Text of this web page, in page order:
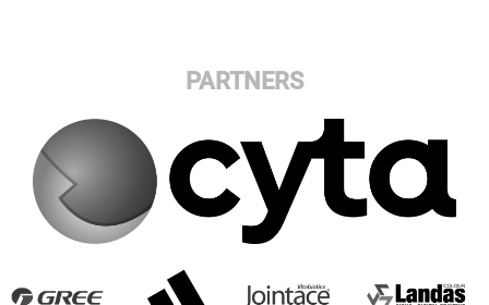
PARTNERS